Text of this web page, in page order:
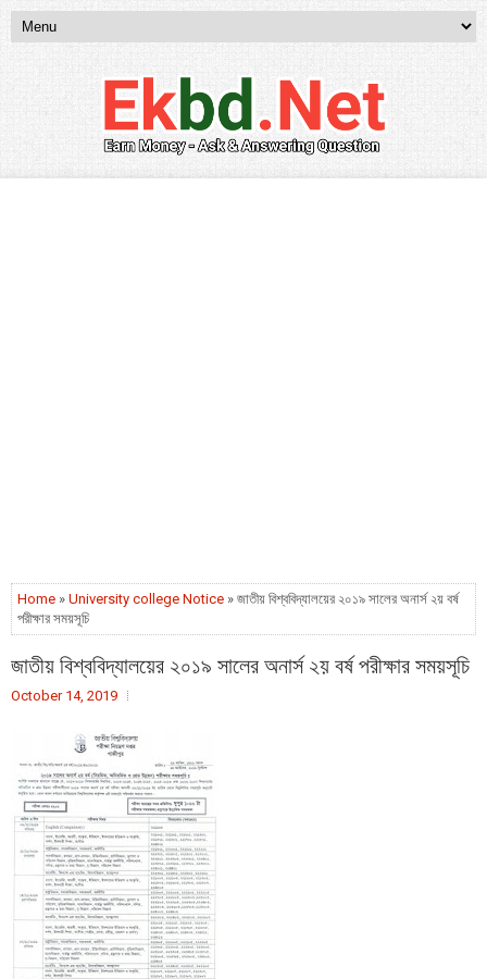
Home » University college Notice » জাতীয় বিশ্ববিদ্যালয়ের ২০১৯ সালের অনার্স ২য় বর্ষ
পরীক্ষার সময়সূচি
জাতীয় বিশ্ববিদ্যালয়ের ২০১৯ সালের অনার্স ২য় বর্ষ পরীক্ষার সময়সূচি
October 14, 2019